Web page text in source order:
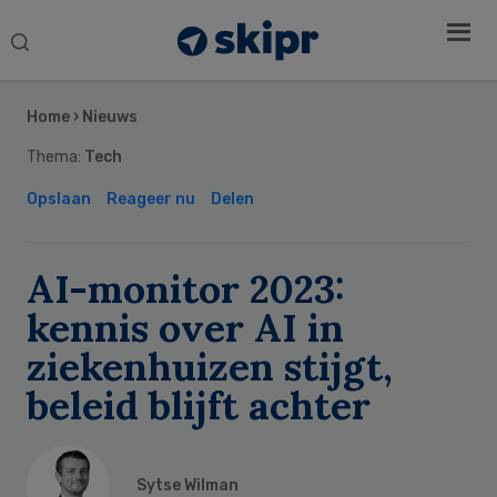
Search
Home › Nieuws
Thema: Tech
Opslaan Reageer nu Delen
AI-monitor 2023:
kennis over AI in
ziekenhuizen stijgt,
beleid blijft achter
Sytse Wilman
Sidebar